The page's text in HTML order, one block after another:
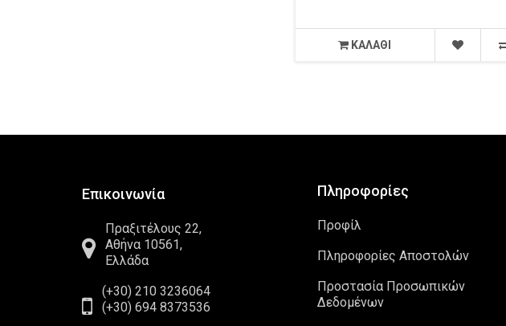
ΚΑΛΆΘΙ
Επικοινωνία
Πραξιτέλους 22,
Αθήνα 10561,
Ελλάδα
(+30) 210 3236064
(+30) 694 8373536
Πληροφορίες
Προφίλ
Πληροφορίες Αποστολών
Προστασία Προσωπικών
Δεδομένων